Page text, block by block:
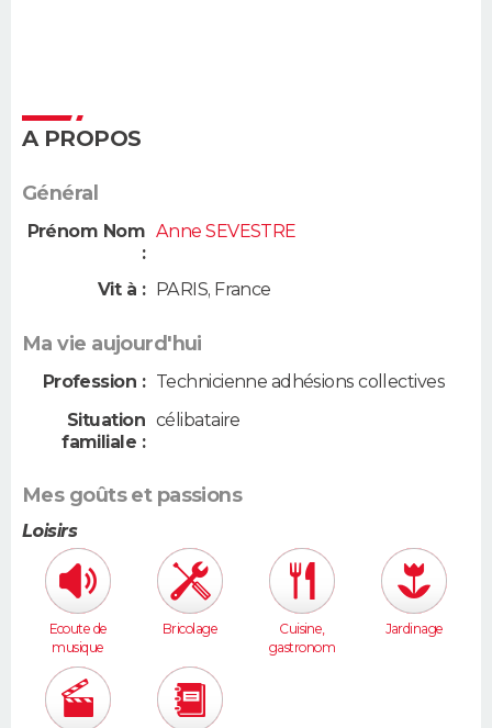
A PROPOS
Général
Prénom Nom
:
Anne SEVESTRE
Vit à : PARIS, France
Ma vie aujourd'hui
Profession : Technicienne adhésions collectives
Situation
familiale :
célibataire
Mes goûts et passions
Loisirs
Ecoute de
musique
Bricolage
Cuisine,
gastronom
Jardinage